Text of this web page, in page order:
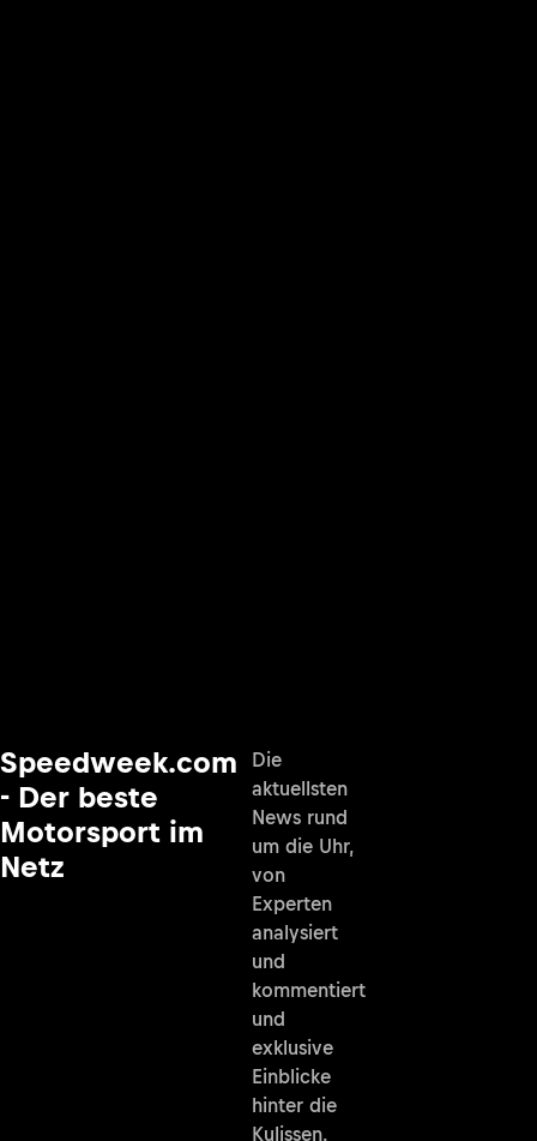
Speedweek.com
- Der beste
Motorsport im
Netz
Die
aktuellsten
News rund
um die Uhr,
von
Experten
analysiert
und
kommentiert
und
exklusive
Einblicke
hinter die
Kulissen.